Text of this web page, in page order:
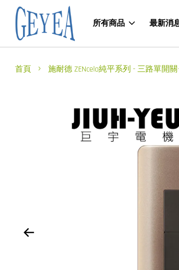
所有商品 最新消
首頁 › 施耐德 ZENcelo純平系列 - 三路單開